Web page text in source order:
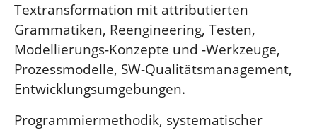
Textransformation mit attributierten
Grammatiken, Reengineering, Testen,
Modellierungs-Konzepte und -Werkzeuge,
Prozessmodelle, SW-Qualitätsmanagement,
Entwicklungsumgebungen.
Programmiermethodik, systematischer